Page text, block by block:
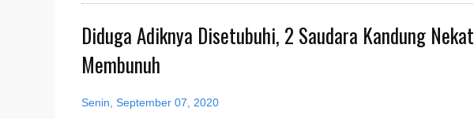
Diduga Adiknya Disetubuhi, 2 Saudara Kandung Nekat
Membunuh
Senin, September 07, 2020